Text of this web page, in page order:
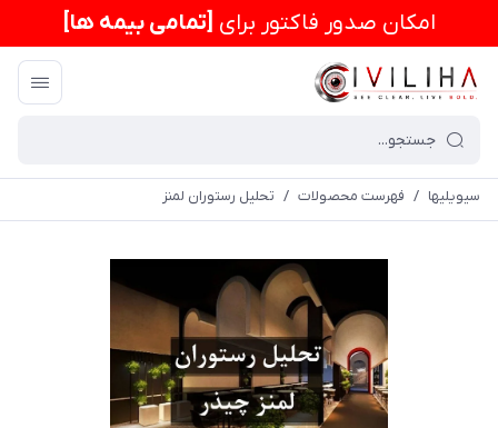
امكان صدور فاکتور برای [تمامی بیمه ها]
سیویلیها / فهرست محصولات / تحلیل رستوران لمنز